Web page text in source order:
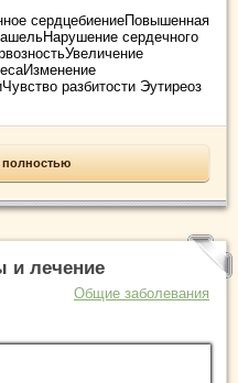
сердцебиениеПовышенная
сердечного
разбитости Эутиреоз
полностью
и лечение
Общие заболевания